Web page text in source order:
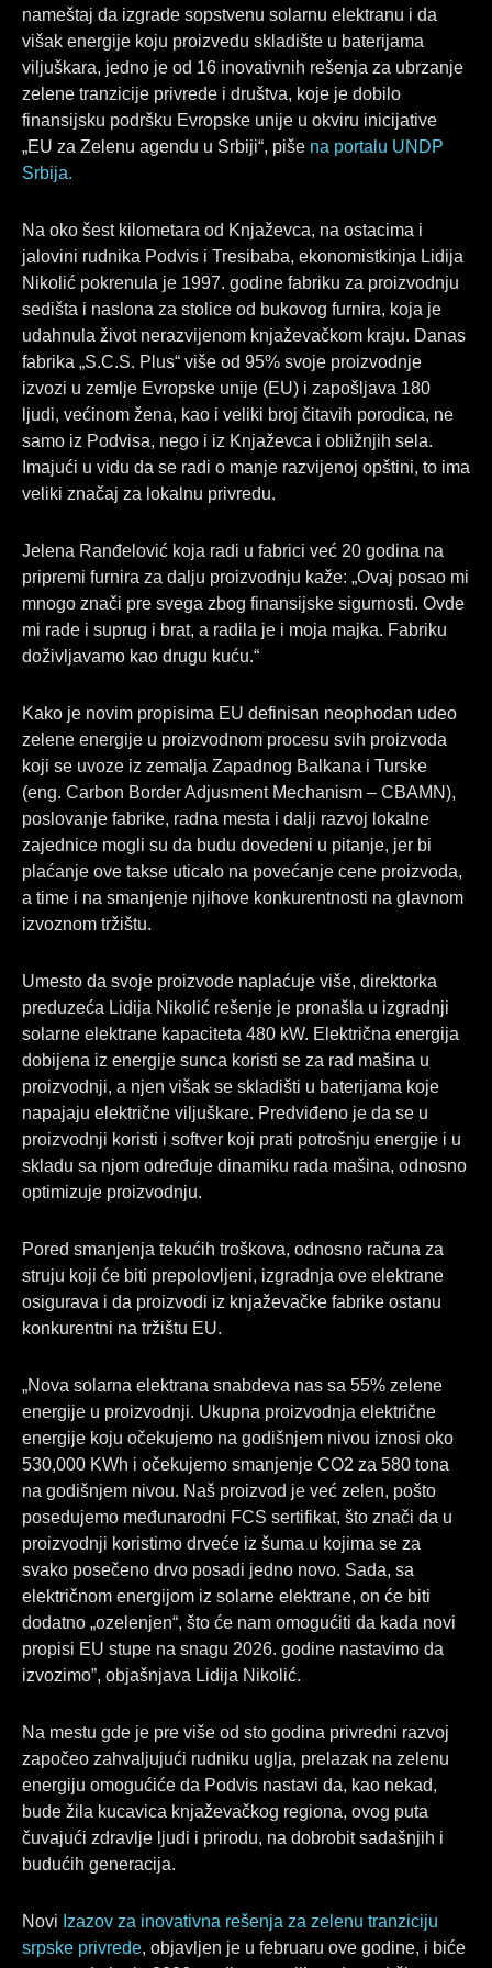
o
o
k
d
i
n
g
r
a
m
nameštaj da izgrade sopstvenu solarnu elektranu i da
višak energije koju proizvedu skladište u baterijama
viljuškara, jedno je od 16 inovativnih rešenja za ubrzanje
zelene tranzicije privrede i društva, koje je dobilo
finansijsku podršku Evropske unije u okviru inicijative
„EU za Zelenu agendu u Srbiji“, piše na portalu UNDP
Srbija.
Na oko šest kilometara od Knjaževca, na ostacima i
jalovini rudnika Podvis i Tresibaba, ekonomistkinja Lidija
Nikolić pokrenula je 1997. godine fabriku za proizvodnju
sedišta i naslona za stolice od bukovog furnira, koja je
udahnula život nerazvijenom knjaževačkom kraju. Danas
fabrika „S.C.S. Plus“ više od 95% svoje proizvodnje
izvozi u zemlje Evropske unije (EU) i zapošljava 180
ljudi, većinom žena, kao i veliki broj čitavih porodica, ne
samo iz Podvisa, nego i iz Knjaževca i obližnjih sela.
Imajući u vidu da se radi o manje razvijenoj opštini, to ima
veliki značaj za lokalnu privredu.
Jelena Ranđelović koja radi u fabrici već 20 godina na
pripremi furnira za dalju proizvodnju kaže: „Ovaj posao mi
mnogo znači pre svega zbog finansijske sigurnosti. Ovde
mi rade i suprug i brat, a radila je i moja majka. Fabriku
doživljavamo kao drugu kuću.“
Kako je novim propisima EU definisan neophodan udeo
zelene energije u proizvodnom procesu svih proizvoda
koji se uvoze iz zemalja Zapadnog Balkana i Turske
(eng. Carbon Border Adjusment Mechanism – CBAMN),
poslovanje fabrike, radna mesta i dalji razvoj lokalne
zajednice mogli su da budu dovedeni u pitanje, jer bi
plaćanje ove takse uticalo na povećanje cene proizvoda,
a time i na smanjenje njihove konkurentnosti na glavnom
izvoznom tržištu.
Umesto da svoje proizvode naplaćuje više, direktorka
preduzeća Lidija Nikolić rešenje je pronašla u izgradnji
solarne elektrane kapaciteta 480 kW. Električna energija
dobijena iz energije sunca koristi se za rad mašina u
proizvodnji, a njen višak se skladišti u baterijama koje
napajaju električne viljuškare. Predviđeno je da se u
proizvodnji koristi i softver koji prati potrošnju energije i u
skladu sa njom određuje dinamiku rada mašina, odnosno
optimizuje proizvodnju.
Pored smanjenja tekućih troškova, odnosno računa za
struju koji će biti prepolovljeni, izgradnja ove elektrane
osigurava i da proizvodi iz knjaževačke fabrike ostanu
konkurentni na tržištu EU.
„Nova solarna elektrana snabdeva nas sa 55% zelene
energije u proizvodnji. Ukupna proizvodnja električne
energije koju očekujemo na godišnjem nivou iznosi oko
530,000 KWh i očekujemo smanjenje CO2 za 580 tona
na godišnjem nivou. Naš proizvod je već zelen, pošto
posedujemo međunarodni FCS sertifikat, što znači da u
proizvodnji koristimo drveće iz šuma u kojima se za
svako posečeno drvo posadi jedno novo. Sada, sa
električnom energijom iz solarne elektrane, on će biti
dodatno „ozelenjen“, što će nam omogućiti da kada novi
propisi EU stupe na snagu 2026. godine nastavimo da
izvozimo”, objašnjava Lidija Nikolić.
Na mestu gde je pre više od sto godina privredni razvoj
započeo zahvaljujući rudniku uglja, prelazak na zelenu
energiju omogućiće da Podvis nastavi da, kao nekad,
bude žila kucavica knjaževačkog regiona, ovog puta
čuvajući zdravlje ljudi i prirodu, na dobrobit sadašnjih i
budućih generacija.
Novi Izazov za inovativna rešenja za zelenu tranziciju
srpske privrede, objavljen je u februaru ove godine, i biće